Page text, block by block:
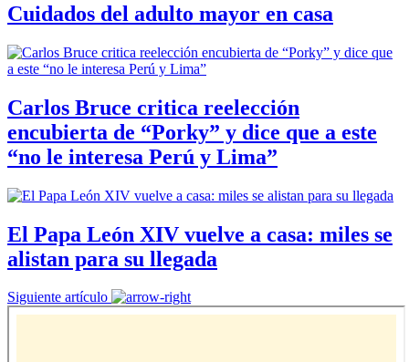
Cuidados del adulto mayor en casa
Carlos Bruce critica reelección
encubierta de “Porky” y dice que a este
“no le interesa Perú y Lima”
El Papa León XIV vuelve a casa: miles se
alistan para su llegada
Siguiente artículo